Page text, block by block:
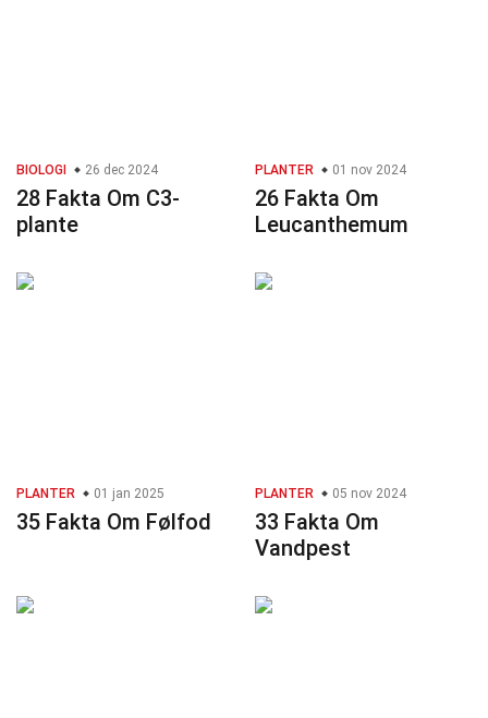
BIOLOGI 26 dec 2024
28 Fakta Om C3-
plante
PLANTER 01 nov 2024
26 Fakta Om
Leucanthemum
PLANTER 01 jan 2025
35 Fakta Om Følfod
PLANTER 05 nov 2024
33 Fakta Om
Vandpest